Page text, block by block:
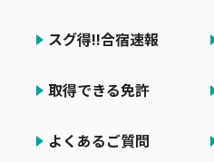
スグ得!!合宿速報
取得できる免許
よくあるご質問